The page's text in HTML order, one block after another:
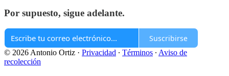
Por supuesto, sigue adelante.
Suscribirse
© 2026 Antonio Ortiz · Privacidad ∙ Términos ∙ Aviso de
recolección